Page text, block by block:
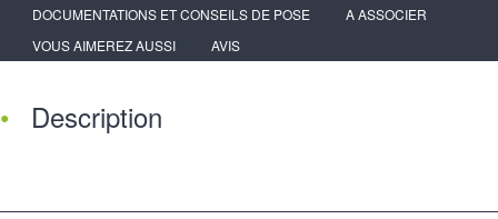
DOCUMENTATIONS ET CONSEILS DE POSE
A ASSOCIER
VOUS AIMEREZ AUSSI
AVIS
Description